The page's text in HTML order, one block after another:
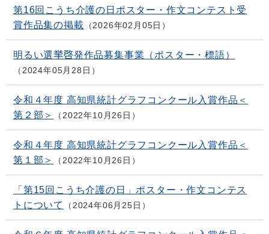
第16回こうち介護の日ポスター・作文コンテスト受
賞作品集の掲載
2026年02月05日
明るい選挙啓発作品募集事業（ポスター・標語）
2024年05月28日
令和４年度 高知県統計グラフコンクール入賞作品＜
第２部＞
2022年10月26日
令和４年度 高知県統計グラフコンクール入賞作品＜
第１部＞
2022年10月26日
「第15回こうち介護の日」ポスター・作文コンテス
トについて
2024年06月25日